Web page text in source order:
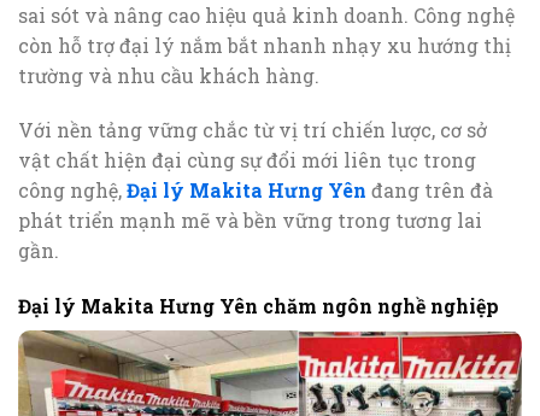
sai sót và nâng cao hiệu quả kinh doanh. Công nghệ
còn hỗ trợ đại lý nắm bắt nhanh nhạy xu hướng thị
trường và nhu cầu khách hàng.
Với nền tảng vững chắc từ vị trí chiến lược, cơ sở
vật chất hiện đại cùng sự đổi mới liên tục trong
công nghệ,Đại lý Makita Hưng Yên đang trên đà
phát triển mạnh mẽ và bền vững trong tương lai
gần.
Đại lý Makita Hưng Yên chăm ngôn nghề nghiệp